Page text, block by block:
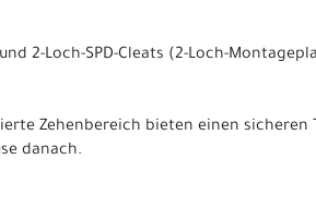
2-Loch-SPD-Cleats (2-Loch-
Zehenbereich bieten einen
danach.